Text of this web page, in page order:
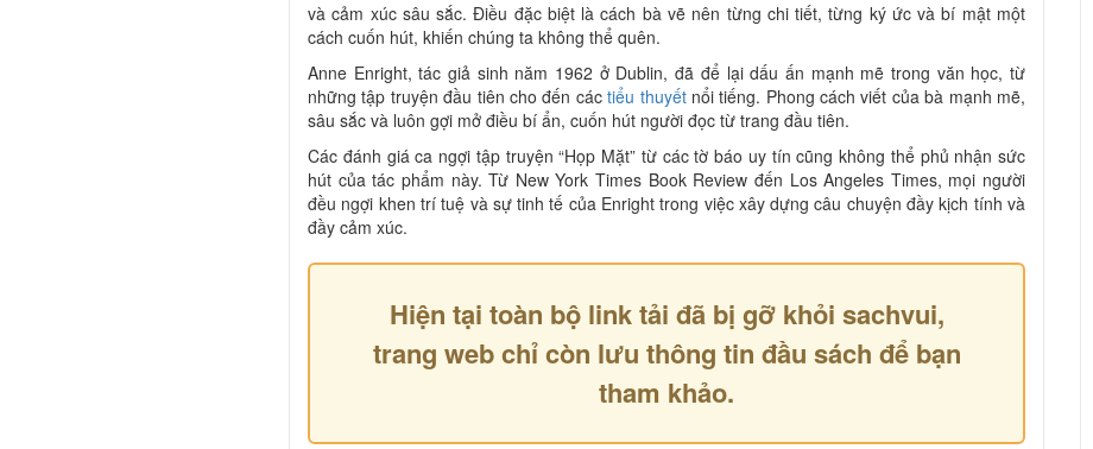
và cảm xúc sâu sắc. Điều đặc biệt là cách bà vẽ nên từng chi tiết, từng ký ức và bí mật một
cách cuốn hút, khiến chúng ta không thể quên.
Anne Enright, tác giả sinh năm 1962 ở Dublin, đã để lại dấu ấn mạnh mẽ trong văn học, từ
những tập truyện đầu tiên cho đến cáctiểu thuyếtnổi tiếng. Phong cách viết của bà mạnh mẽ,
sâu sắc và luôn gợi mở điều bí ẩn, cuốn hút người đọc từ trang đầu tiên.
Các đánh giá ca ngợi tập truyện “Họp Mặt” từ các tờ báo uy tín cũng không thể phủ nhận sức
hút của tác phẩm này. Từ New York Times Book Review đến Los Angeles Times, mọi người
đều ngợi khen trí tuệ và sự tinh tế của Enright trong việc xây dựng câu chuyện đầy kịch tính và
đầy cảm xúc.
Hiện tại toàn bộ link tải đã bị gỡ khỏi sachvui,
trang web chỉ còn lưu thông tin đầu sách để bạn
tham khảo.